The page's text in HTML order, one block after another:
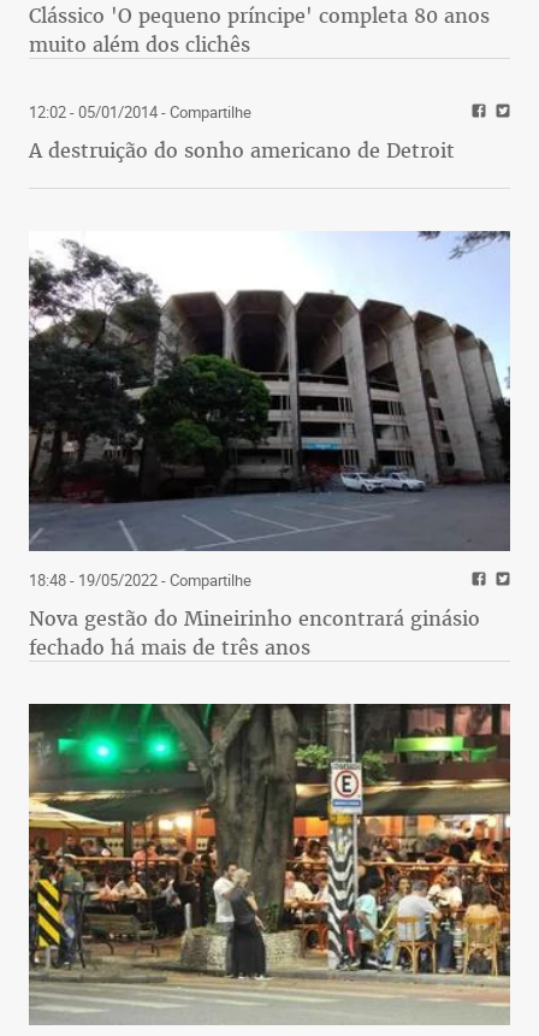
Clássico 'O pequeno príncipe' completa 80 anos
muito além dos clichês
12:02 - 05/01/2014- Compartilhe
A destruição do sonho americano de Detroit
18:48 - 19/05/2022- Compartilhe
Nova gestão do Mineirinho encontrará ginásio
fechado há mais de três anos